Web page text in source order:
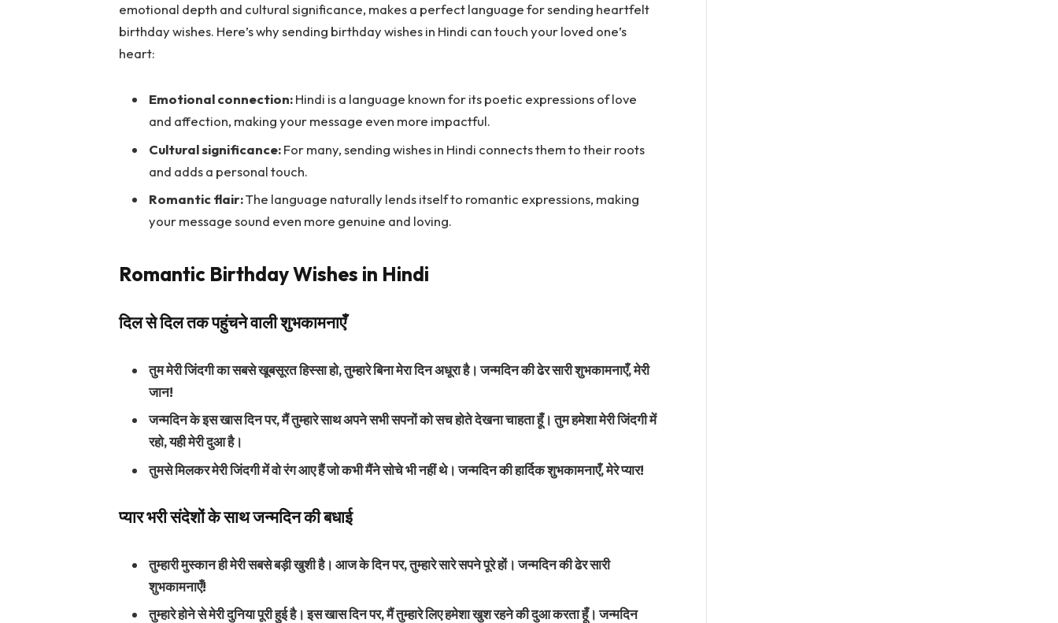
emotional depth and cultural significance, makes a perfect language for sending heartfelt
birthday wishes. Here’s why sending birthday wishes in Hindi can touch your loved one’s
heart:
Emotional connection:Hindi is a language known for its poetic expressions of love
and affection, making your message even more impactful.
Cultural significance:For many, sending wishes in Hindi connects them to their roots
and adds a personal touch.
Romantic flair:The language naturally lends itself to romantic expressions, making
your message sound even more genuine and loving.
Romantic Birthday Wishes in Hindi
दिल से दिल तक पहुंचने वाली शुभकामनाएँ
तुम मेरी जिंदगी का सबसे खूबसूरत हिस्सा हो, तुम्हारे बिना मेरा दिन अधूरा है। जन्मदिन की ढेर सारी शुभकामनाएँ, मेरी
जान!
जन्मदिन के इस खास दिन पर, मैं तुम्हारे साथ अपने सभी सपनों को सच होते देखना चाहता हूँ। तुम हमेशा मेरी जिंदगी में
रहो, यही मेरी दुआ है।
तुमसे मिलकर मेरी जिंदगी में वो रंग आए हैं जो कभी मैंने सोचे भी नहीं थे। जन्मदिन की हार्दिक शुभकामनाएँ, मेरे प्यार!
प्यार भरी संदेशों के साथ जन्मदिन की बधाई
तुम्हारी मुस्कान ही मेरी सबसे बड़ी खुशी है। आज के दिन पर, तुम्हारे सारे सपने पूरे हों। जन्मदिन की ढेर सारी
शुभकामनाएँ!
तुम्हारे होने से मेरी दुनिया पूरी हुई है। इस खास दिन पर, मैं तुम्हारे लिए हमेशा खुश रहने की दुआ करता हूँ। जन्मदिन